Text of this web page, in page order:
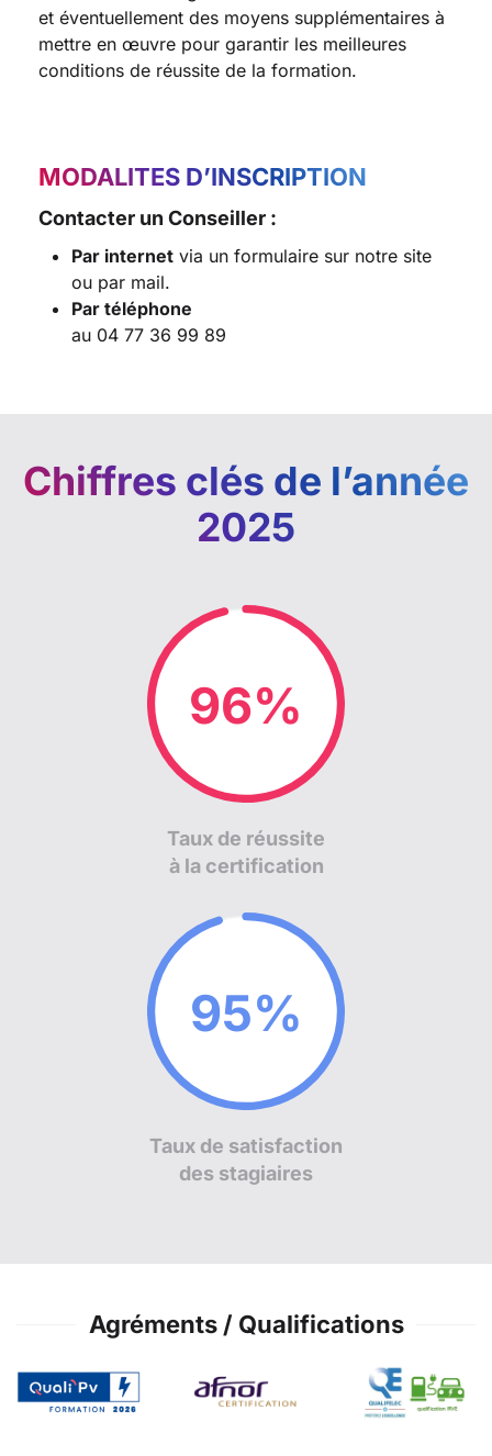
et éventuellement des moyens supplémentaires à
mettre en œuvre pour garantir les meilleures
conditions de réussite de la formation.
MODALITES D’INSCRIPTION
Contacter un Conseiller :
Par internet via un formulaire sur notre site
ou par mail.
Par téléphone
au 04 77 36 99 89
Chiffres clés de l’année
2025
98%
Taux de réussite
à la certification
97%
Taux de satisfaction
des stagiaires
Agréments / Qualifications